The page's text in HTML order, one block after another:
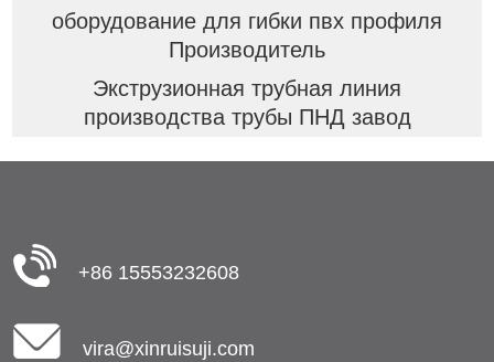
оборудование для гибки пвх профиля
Производитель
Экструзионная трубная линия
производства трубы ПНД завод
+86 15553232608
vira@xinruisuji.com